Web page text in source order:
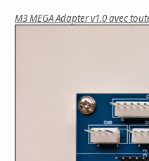
M3 MEGA Adapter v1.0 avec